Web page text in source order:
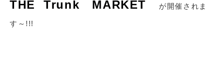
THE Trunk MARKET が開催されま
す～!!!